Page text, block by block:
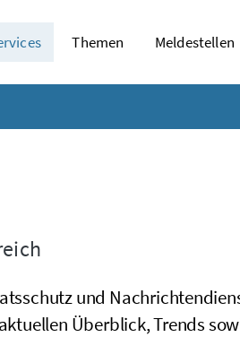
Themen Meldestellen
und
Überblick, Trends